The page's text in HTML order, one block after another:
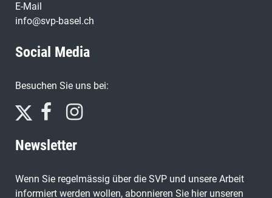
E-Mail
info@svp-basel.ch
Social Media
Besuchen Sie uns bei:
Newsletter
Wenn Sie regelmässig über die SVP und unsere Arbeit
informiert werden wollen, abonnieren Sie hier unseren